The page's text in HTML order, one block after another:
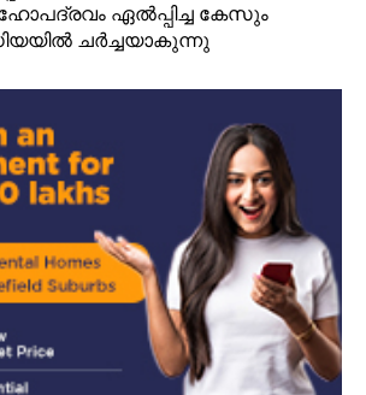
ഏല്‍പ്പിച്ച കേസും
ചര്‍ച്ചയാകുന്നു